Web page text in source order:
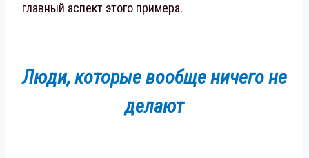
главный аспект этого примера.
Люди, которые вообще ничего не
делают